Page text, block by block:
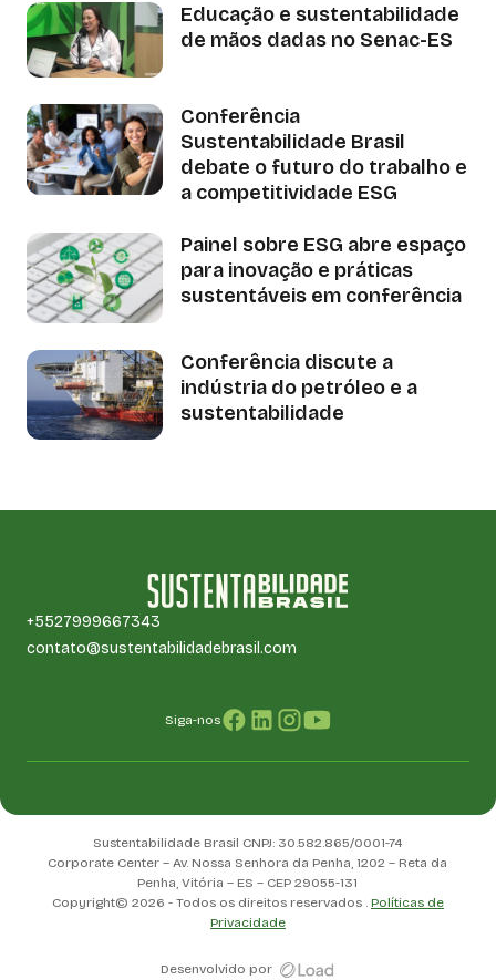
Educação e sustentabilidade
de mãos dadas no Senac-ES
Conferência
Sustentabilidade Brasil
debate o futuro do trabalho e
a competitividade ESG
Painel sobre ESG abre espaço
para inovação e práticas
sustentáveis em conferência
Conferência discute a
indústria do petróleo e a
sustentabilidade
+5527999667343
contato@sustentabilidadebrasil.com
Siga-nos
Sustentabilidade Brasil CNPJ: 30.582.865/0001-74
Corporate Center – Av. Nossa Senhora da Penha, 1202 – Reta da
Penha, Vitória – ES – CEP 29055-131
Copyright© 2026 - Todos os direitos reservados . Políticas de
Privacidade
Desenvolvido por